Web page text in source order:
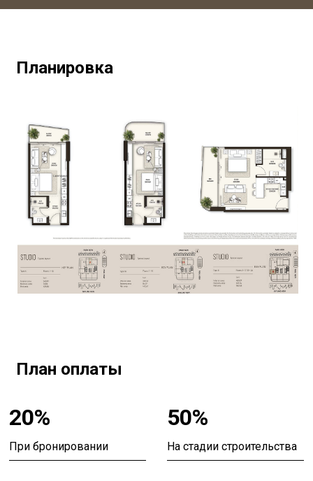
Планировка
План оплаты
20%
При бронировании
50%
На стадии строительства